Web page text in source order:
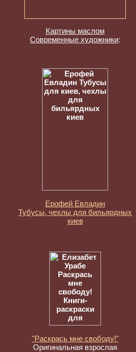
Картины маслом
Современные художники:
Ерофей Евладин
Тубусы, чехлы для бильярдных
киев
"Раскрась мне свободу!"
Оригинальная взрослая